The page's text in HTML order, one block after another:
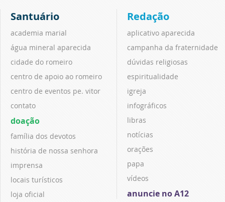
Santuário
academia marial
água mineral aparecida
cidade do romeiro
centro de apoio ao romeiro
centro de eventos pe. vitor
contato
doação
família dos devotos
história de nossa senhora
imprensa
locais turísticos
loja oficial
Redação
aplicativo aparecida
campanha da fraternidade
dúvidas religiosas
espiritualidade
igreja
infográficos
libras
notícias
orações
papa
vídeos
anuncie no A12